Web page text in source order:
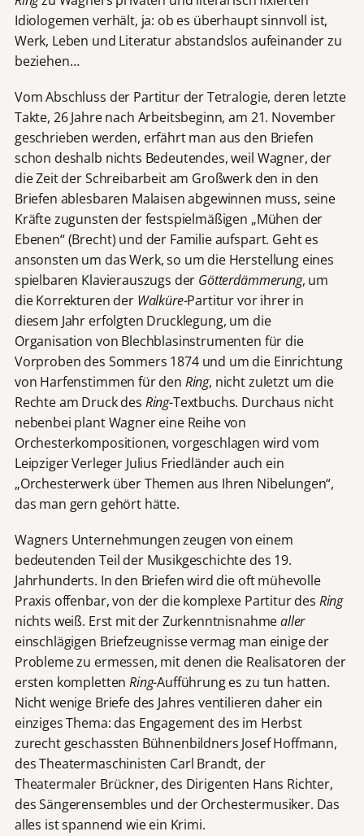
Idiologemen verhält, ja: ob es überhaupt sinnvoll ist,
Werk, Leben und Literatur abstandslos aufeinander zu
beziehen…
Vom Abschluss der Partitur der Tetralogie, deren letzte
Takte, 26 Jahre nach Arbeitsbeginn, am 21. November
geschrieben werden, erfährt man aus den Briefen
schon deshalb nichts Bedeutendes, weil Wagner, der
die Zeit der Schreibarbeit am Großwerk den in den
Briefen ablesbaren Malaisen abgewinnen muss, seine
Kräfte zugunsten der festspielmäßigen „Mühen der
Ebenen“ (Brecht) und der Familie aufspart. Geht es
ansonsten um das Werk, so um die Herstellung eines
spielbaren Klavierauszugs der Götterdämmerung, um
die Korrekturen der Walküre-Partitur vor ihrer in
diesem Jahr erfolgten Drucklegung, um die
Organisation von Blechblasinstrumenten für die
Vorproben des Sommers 1874 und um die Einrichtung
von Harfenstimmen für den Ring, nicht zuletzt um die
Rechte am Druck des Ring-Textbuchs. Durchaus nicht
nebenbei plant Wagner eine Reihe von
Orchesterkompositionen, vorgeschlagen wird vom
Leipziger Verleger Julius Friedländer auch ein
„Orchesterwerk über Themen aus Ihren Nibelungen“,
das man gern gehört hätte.
Wagners Unternehmungen zeugen von einem
bedeutenden Teil der Musikgeschichte des 19.
Jahrhunderts. In den Briefen wird die oft mühevolle
Praxis offenbar, von der die komplexe Partitur des Ring
nichts weiß. Erst mit der Zurkenntnisnahmealler
einschlägigen Briefzeugnisse vermag man einige der
Probleme zu ermessen, mit denen die Realisatoren der
ersten komplettenRing-Aufführung es zu tun hatten.
Nicht wenige Briefe des Jahres ventilieren daher ein
einziges Thema: das Engagement des im Herbst
zurecht geschassten Bühnenbildners Josef Hoffmann,
des Theatermaschinisten Carl Brandt, der
Theatermaler Brückner, des Dirigenten Hans Richter,
des Sängerensembles und der Orchestermusiker. Das
alles ist spannend wie ein Krimi.